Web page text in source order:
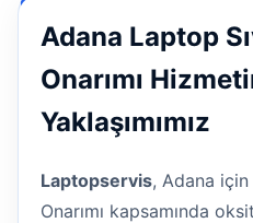
Adana Laptop
Onarımı
Yaklaşımımız
Laptopservis, Adana için
Onarımı kapsamında